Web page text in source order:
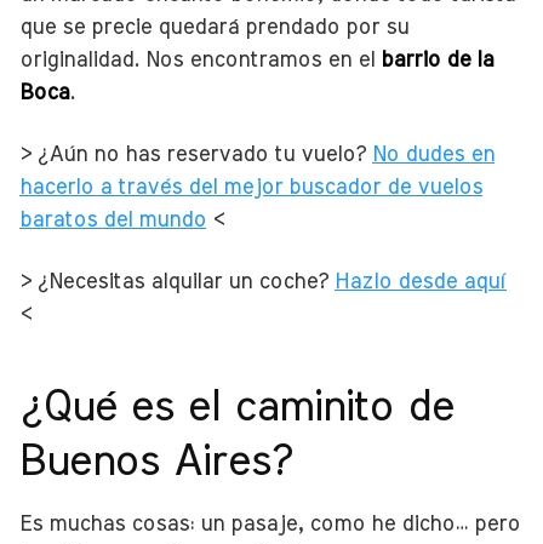
que se precie quedará prendado por su
originalidad. Nos encontramos en el
barrio de la
Boca.
> ¿Aún no has reservado tu vuelo? No dudes en
hacerlo a través del mejor buscador de vuelos
baratos del mundo <
> ¿Necesitas alquilar un coche? Hazlo desde aquí
<
¿Qué es el caminito de
Buenos Aires?
Es muchas cosas: un pasaje, como he dicho… pero